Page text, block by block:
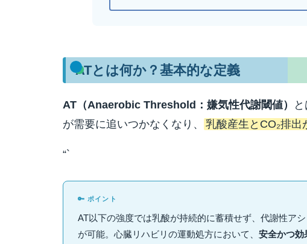
ATとは何か？基本的な定義
AT（Anaerobic Threshold：嫌気性代謝閾値）
が需要に追いつかなくなり、
乳酸産生とCO₂排出
“`
🔑 ポイント
AT以下の強度では乳酸が持続的に蓄積せず、代謝性ア
が可能。心臓リハビリの運動処方において、 安全かつ効